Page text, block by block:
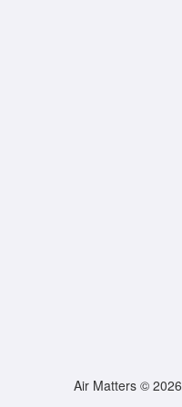
Air Matters © 2026